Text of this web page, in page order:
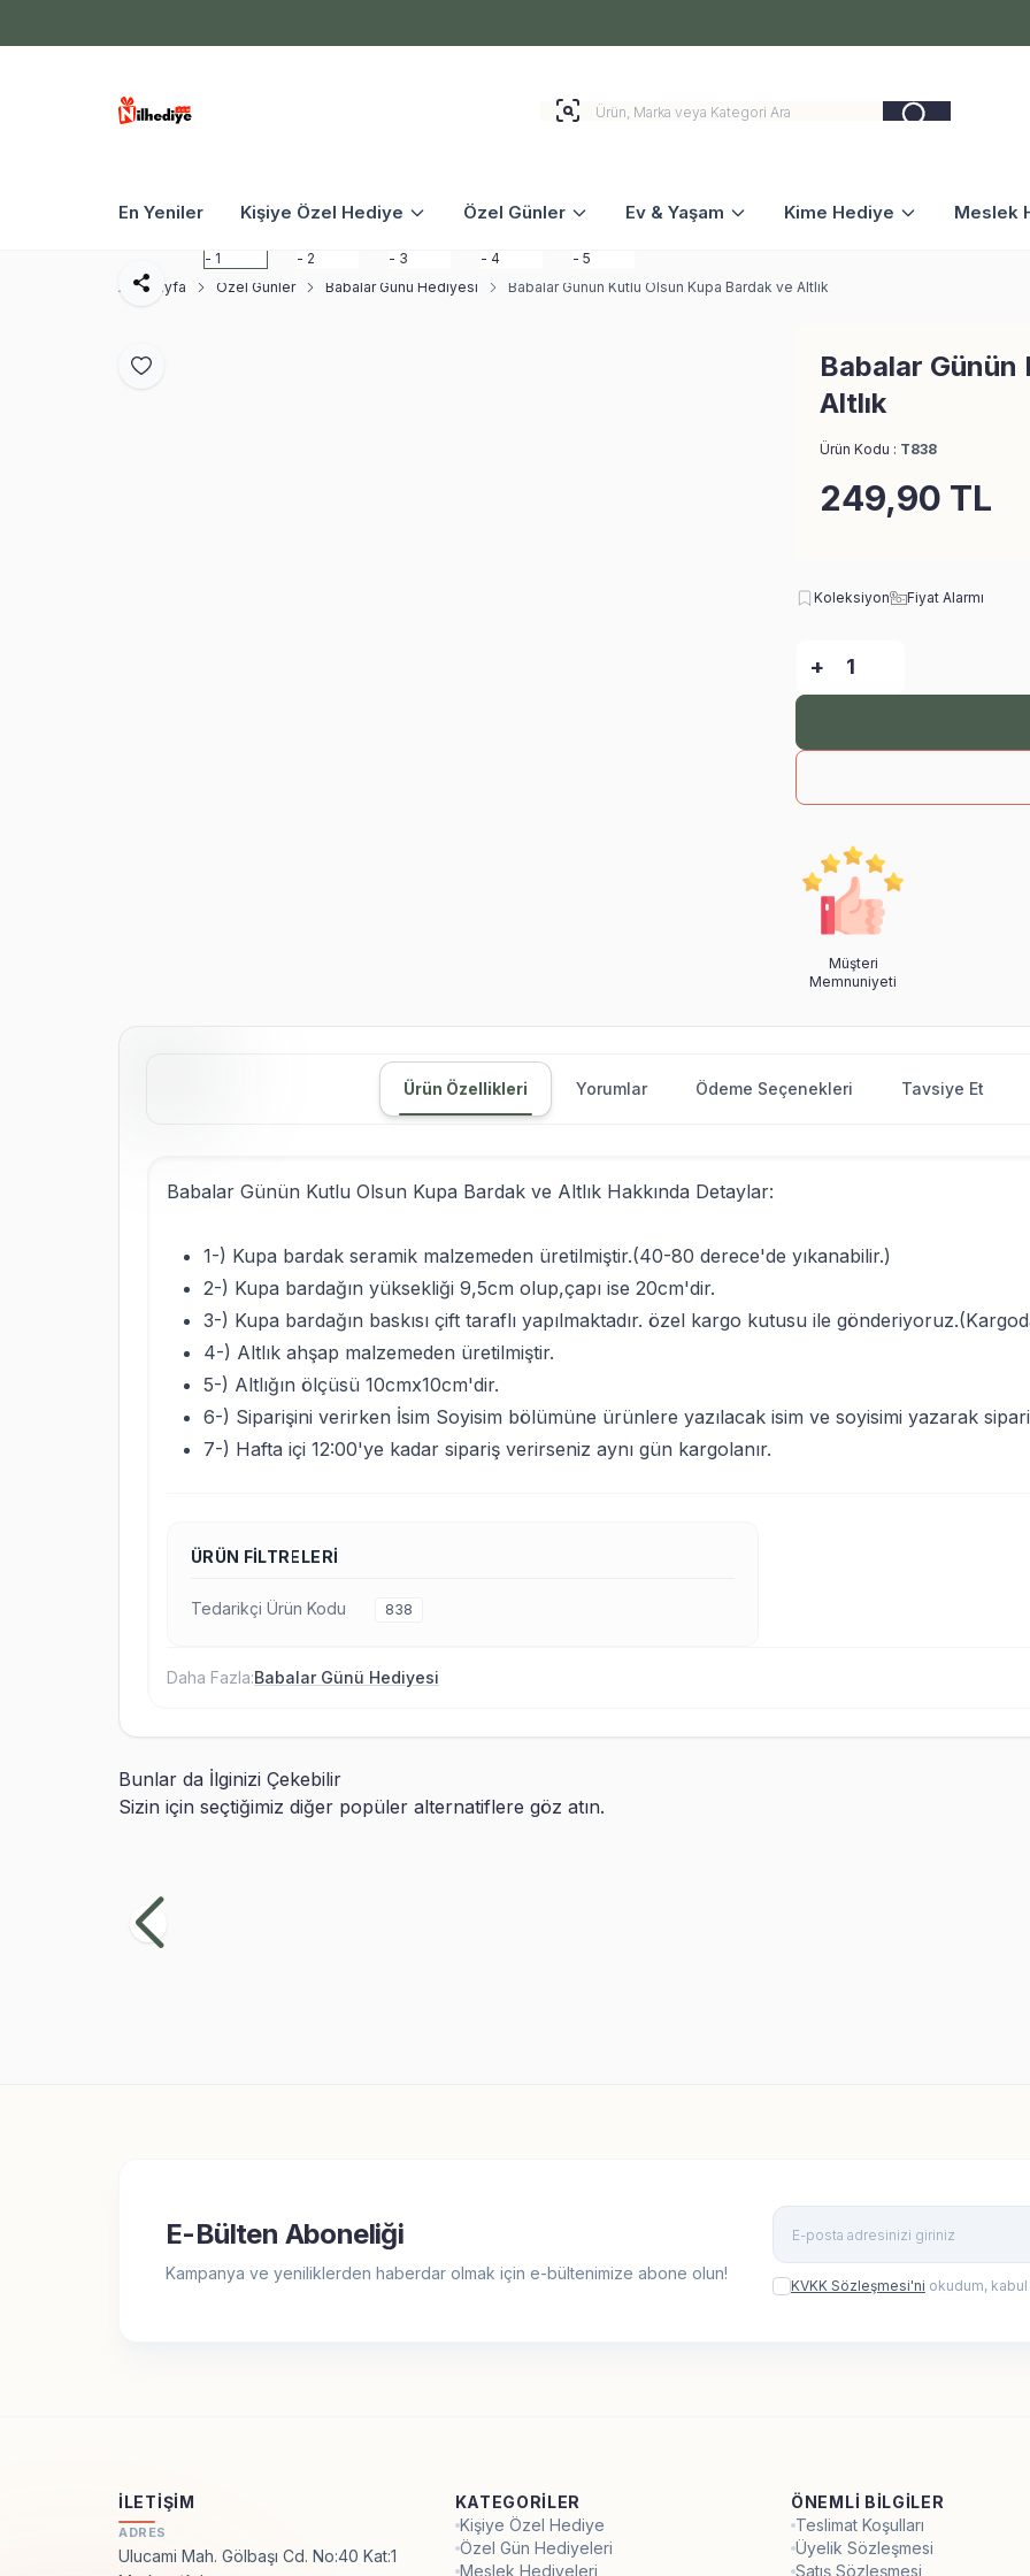
En Yeniler Kişiye Özel Hediye Özel Günler Ev & Yaşam Kime Hediye Meslek
Ana Sayfa Özel Günler Babalar Günü Hediyesi Babalar Günün Kutlu Olsun Kupa Bardak ve Altlık
Favoriye Ekle
Paylaş
Babalar Günün
Altlık
Ürün Kodu : T838
249,90 TL
Koleksiyon Fiyat Alarmı
-
+
Müşteri
Memnuniyeti
Ürün Özellikleri Yorumlar Ödeme Seçenekleri Tavsiye Et
Babalar Günün Kutlu Olsun Kupa Bardak ve Altlık Hakkında Detaylar:
1-) Kupa bardak seramik malzemeden üretilmiştir.(40-80 derece'de yıkanabilir.)
2-) Kupa bardağın yüksekliği 9,5cm olup,çapı ise 20cm'dir.
3-) Kupa bardağın baskısı çift taraflı yapılmaktadır. özel kargo kutusu ile
4-) Altlık ahşap malzemeden üretilmiştir.
5-) Altlığın ölçüsü 10cmx10cm'dir.
6-) Siparişini verirken İsim Soyisim bölümüne ürünlere yazılacak isim ve soyisimi yazarak
7-) Hafta içi 12:00'ye kadar sipariş verirseniz aynı gün kargolanır.
ÜRÜN FILTRELERI
Tedarikçi Ürün Kodu 838
Daha Fazla:Babalar Günü Hediyesi
Bunlar da İlginizi Çekebilir
Sizin için seçtiğimiz diğer popüler alternatiflere göz atın.
%15
E-Bülten Aboneliği
Kampanya ve yeniliklerden haberdar olmak için e-bültenimize abone olun!
KVKK Sözleşmesi'ni okudum,
İLETIŞIM
ADRES
Ulucami Mah. Gölbaşı Cd. No:40 Kat:1
KATEGORILER
Kişiye Özel Hediye
Özel Gün Hediyeleri
Meslek Hediyeleri
ÖNEMLI BILGILER
Teslimat Koşulları
Üyelik Sözleşmesi
Satış Sözleşmesi